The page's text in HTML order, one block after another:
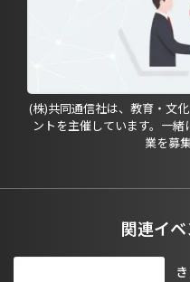
(株)共同通信社は、教育・文
ントを主催しています。一
業を募
関連イ